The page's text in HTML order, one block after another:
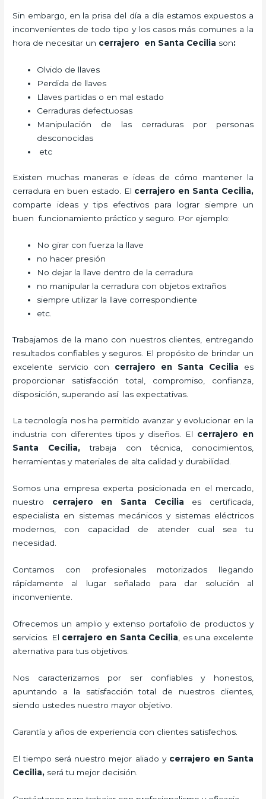
Sin embargo, en la prisa del día a día estamos expuestos a
inconvenientes de todo tipo y los casos más comunes a la
hora de necesitar un cerrajero en Santa Cecilia son:
Olvido de llaves
Perdida de llaves
Llaves partidas o en mal estado
Cerraduras defectuosas
Manipulación de las cerraduras por personas
desconocidas
etc
Existen muchas maneras e ideas de cómo mantener la
cerradura en buen estado. El cerrajero en Santa Cecilia,
comparte ideas y tips efectivos para lograr siempre un
buen funcionamiento práctico y seguro. Por ejemplo:
No girar con fuerza la llave
no hacer presión
No dejar la llave dentro de la cerradura
no manipular la cerradura con objetos extraños
siempre utilizar la llave correspondiente
etc.
Trabajamos de la mano con nuestros clientes, entregando
resultados confiables y seguros. El propósito de brindar un
excelente servicio con cerrajero en Santa Cecilia es
proporcionar satisfacción total, compromiso, confianza,
disposición, superando así las expectativas.
La tecnología nos ha permitido avanzar y evolucionar en la
industria con diferentes tipos y diseños. El cerrajero en
Santa Cecilia,trabaja con técnica, conocimientos,
herramientas y materiales de alta calidad y durabilidad.
Somos una empresa experta posicionada en el mercado,
nuestro cerrajero en Santa Cecilia es certificada,
especialista en sistemas mecánicos y sistemas eléctricos
modernos, con capacidad de atender cual sea tu
necesidad.
Contamos con profesionales motorizados llegando
rápidamente al lugar señalado para dar solución al
inconveniente.
Ofrecemos un amplio y extenso portafolio de productos y
servicios. El cerrajero en Santa Cecilia , es una excelente
alternativa para tus objetivos.
Nos caracterizamos por ser confiables y honestos,
apuntando a la satisfacción total de nuestros clientes,
siendo ustedes nuestro mayor objetivo.
Garantía y años de experiencia con clientes satisfechos.
El tiempo será nuestro mejor aliado y cerrajero en Santa
Cecilia, será tu mejor decisión.